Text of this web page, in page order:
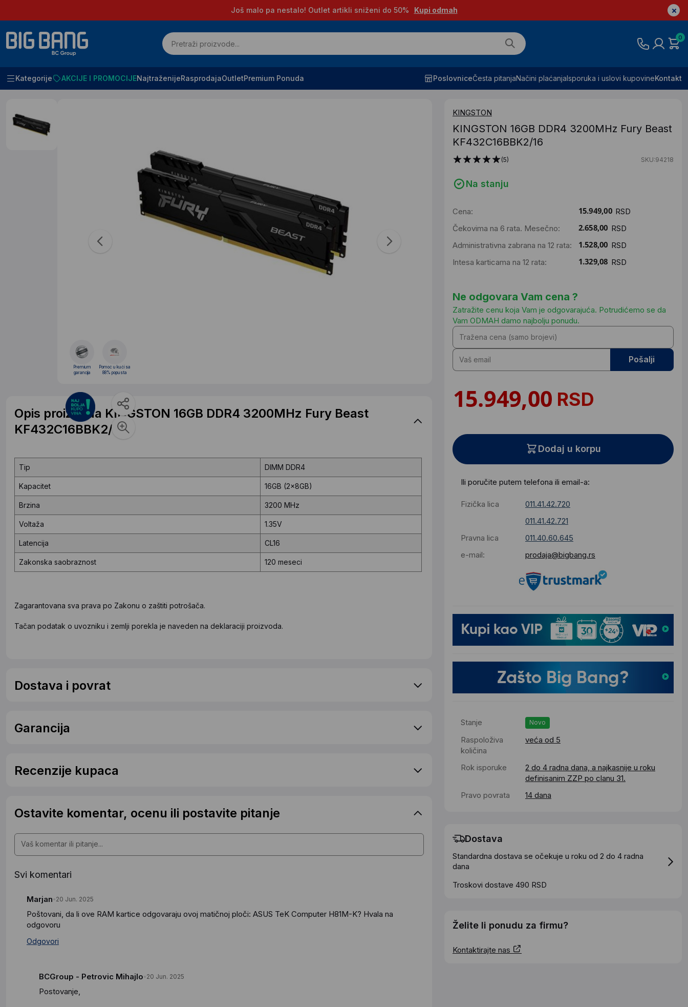
Još malo pa nestalo! Outlet artikli sniženi do 50% Kupi odmah
0
Kategorije AKCIJE I PROMOCIJENajtraženijeRasprodajaOutletPremium Ponuda PoslovniceČesta pitanjaNačini plaćanjaIsporuka i uslovi kupovineKontakt
Početna Racunari i komponente RAM Memorija
KINGSTON
KINGSTON 16GB DDR4 3200MHz Fury Beast
KF432C16BBK2/16
(5) SKU:94218
Na stanju
Cena:
RSD
Čekovima na 6 rata. Mesečno:
RSD
Administrativna zabrana na 12 rata:
RSD
Intesa karticama na 12 rata:
RSD
Ne odgovara Vam cena ?
Zatražite cenu koja Vam je odgovarajuća. Potrudićemo se da
Vam ODMAH damo najbolju ponudu.
Pošalji
RSD
Dodaj u korpu
Ili poručite putem telefona ili email-a:
Fizička lica
011.41.42.720
011.41.42.721
Pravna lica
011.40.60.645
e-mail:
prodaja@bigbang.rs
Stanje Novo
Raspoloživa
količina
veća od 5
Rok isporuke
2 do 4 radna dana, a najkasnije u roku
definisanim ZZP po clanu 31.
Pravo povrata
14 dana
Dostava
Standardna dostava se očekuje u roku od 2 do 4 radna
dana
Troskovi dostave 490 RSD
Želite li ponudu za firmu?
Kontaktirajte nas
Premium
garancija
Pomoć u kući sa
88% popusta
Opis proizvoda KINGSTON 16GB DDR4 3200MHz Fury Beast
KF432C16BBK2/16
Tip DIMM DDR4
Kapacitet 16GB (2x8GB)
Brzina 3200 MHz
Voltaža 1.35V
Latencija CL16
Zakonska saobraznost 120 meseci
Zagarantovana sva prava po Zakonu o zaštiti potrošača.
Tačan podatak o uvozniku i zemlji porekla je naveden na deklaraciji proizvoda.
Dostava i povrat
Garancija
Recenzije kupaca
Ostavite komentar, ocenu ili postavite pitanje
Svi komentari
Marjan 20 Jun. 2025
Poštovani, da li ove RAM kartice odgovaraju ovoj matičnoj ploči: ASUS TeK Computer H81M-K? Hvala na
odgovoru
Odgovori
BCGroup - Petrovic Mihajlo 20 Jun. 2025
Postovanje,